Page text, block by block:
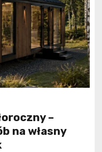
–
na własny